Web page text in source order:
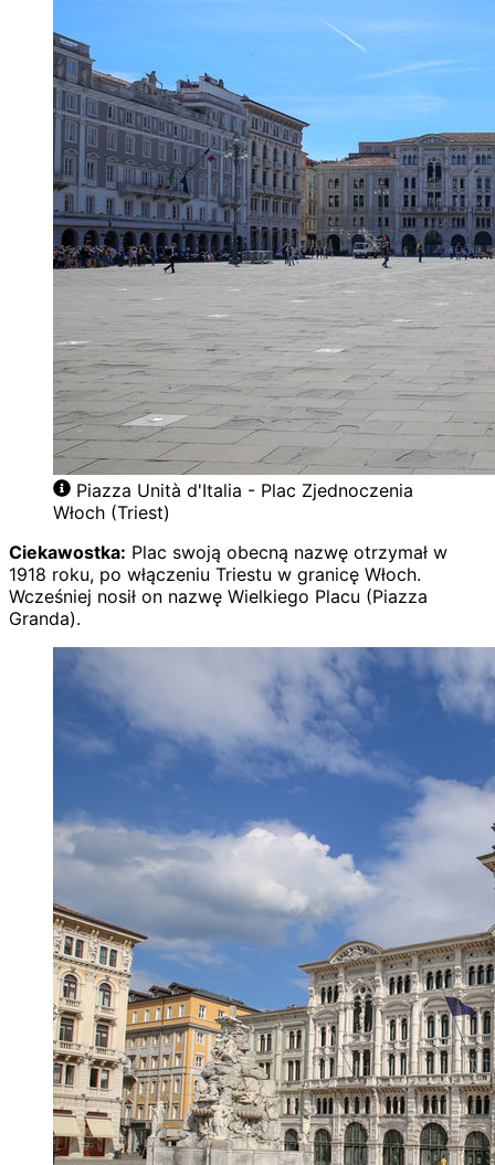
Piazza Unità d'Italia - Plac Zjednoczenia
Włoch (Triest)
Ciekawostka: Plac swoją obecną nazwę otrzymał w
1918 roku, po włączeniu Triestu w granicę Włoch.
Wcześniej nosił on nazwę Wielkiego Placu (Piazza
Granda).